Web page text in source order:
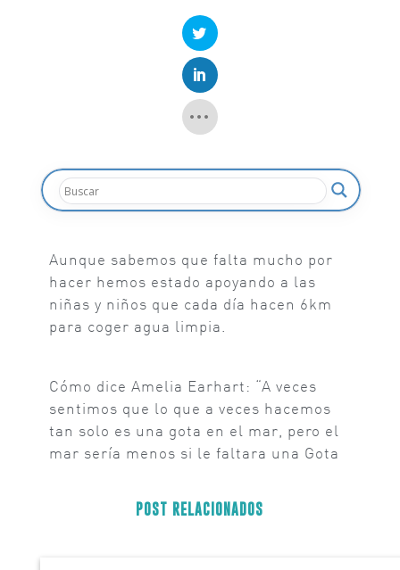
Aunque sabemos que falta mucho por
hacer hemos estado apoyando a las
niñas y niños que cada día hacen 6km
para coger agua limpia.
Cómo dice Amelia Earhart: “A veces
sentimos que lo que a veces hacemos
tan solo es una gota en el mar, pero el
mar sería menos si le faltara una Gota
POST RELACIONADOS